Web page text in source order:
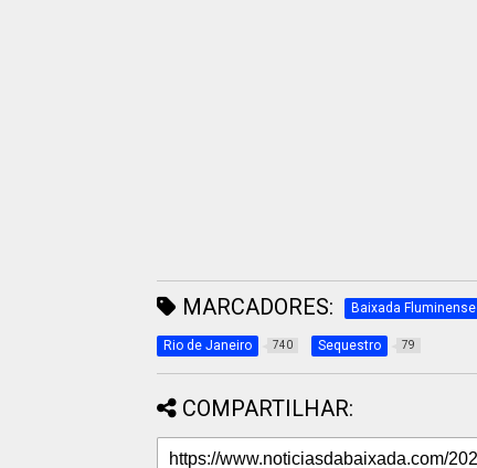
MARCADORES: Baixada Fluminense
Rio de Janeiro 740 Sequestro 79
COMPARTILHAR: